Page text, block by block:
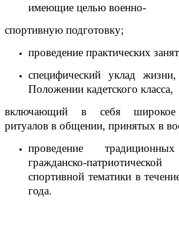
имеющие целью военно-
спортивную подготовку;
проведение практических
специфический уклад
Положении кадетского класса,
включающий в себя широкое
ритуалов в общении, принятых в
проведение
гражданско-
спортивной тематики в
года.